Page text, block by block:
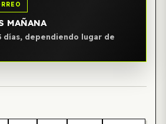
MAÑANA
días, dependiendo lugar de